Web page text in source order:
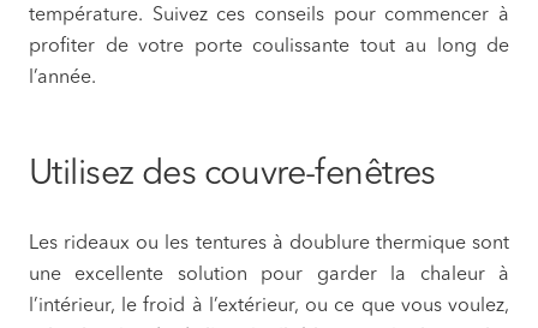
température. Suivez ces conseils pour commencer à
profiter de votre porte coulissante tout au long de
l’année.
Utilisez des couvre-fenêtres
Les rideaux ou les tentures à doublure thermique sont
une excellente solution pour garder la chaleur à
l’intérieur, le froid à l’extérieur, ou ce que vous voulez,